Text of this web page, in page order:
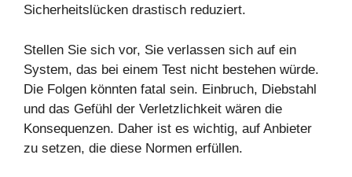
Sicherheitslücken drastisch reduziert.
Stellen Sie sich vor, Sie verlassen sich auf ein
System, das bei einem Test nicht bestehen würde.
Die Folgen könnten fatal sein. Einbruch, Diebstahl
und das Gefühl der Verletzlichkeit wären die
Konsequenzen. Daher ist es wichtig, auf Anbieter
zu setzen, die diese Normen erfüllen.